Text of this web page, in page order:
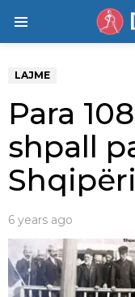
LAJME
Para
shpall
6 years ago